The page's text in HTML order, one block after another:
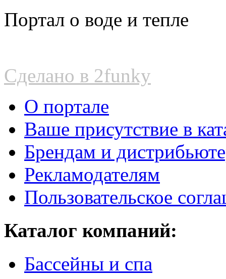
Портал о воде и тепле
Сделано в 2funky
О портале
Ваше присутствие в
Брендам и
Рекламодателям
Пользовательское
Каталог компаний:
Бассейны и спа